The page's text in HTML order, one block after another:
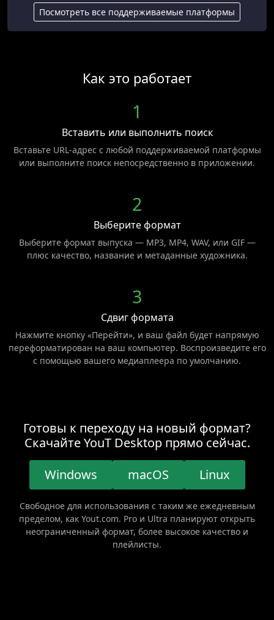
Посмотреть все поддерживаемые платформы
Как это работает
1
Вставить или выполнить поиск
Вставьте URL-адрес с любой поддерживаемой платформы
или выполните поиск непосредственно в приложении.
2
Выберите формат
Выберите формат выпуска — MP3, MP4, WAV, или GIF —
плюс качество, название и метаданные художника.
3
Сдвиг формата
Нажмите кнопку «Перейти», и ваш файл будет напрямую
переформатирован на ваш компьютер. Воспроизведите его
с помощью вашего медиаплеера по умолчанию.
Готовы к переходу на новый формат?
Скачайте YouT Desktop прямо сейчас.
Windows
macOS Linux
Свободное для использования с таким же ежедневным
пределом, как Yout.com. Pro и Ultra планируют открыть
неограниченный формат, более высокое качество и
плейлисты.